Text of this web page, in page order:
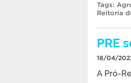
Tags:
Reitoria
PRE
18/04/
A Pró-